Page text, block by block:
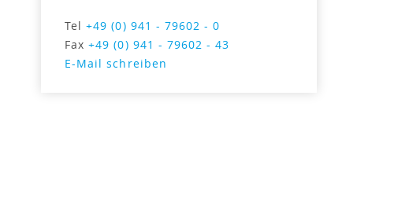
Tel+49 (0) 941 - 79602 - 0
Fax+49 (0) 941 - 79602 - 43
E-Mail schreiben